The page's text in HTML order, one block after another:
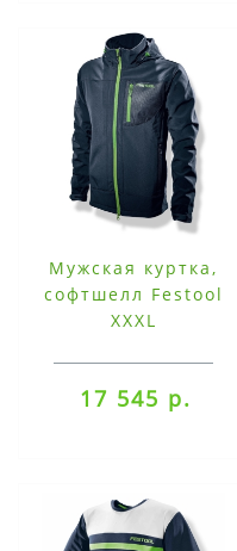
Мужская куртка,
софтшелл Festool
XXXL
17 545 р.